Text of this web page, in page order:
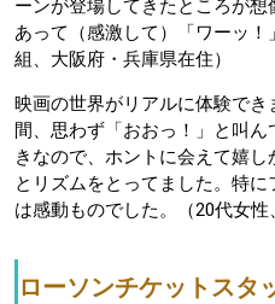
ーンが登場してきたところが
あって（感激して）「ワーッ
組、大阪府・兵庫県在住）
映画の世界がリアルに体験で
間、思わず「おおっ！」と叫
きなので、ホントに会えて嬉
とリズムをとってました。特
は感動ものでした。（20代女性
ローソンチケットスタ